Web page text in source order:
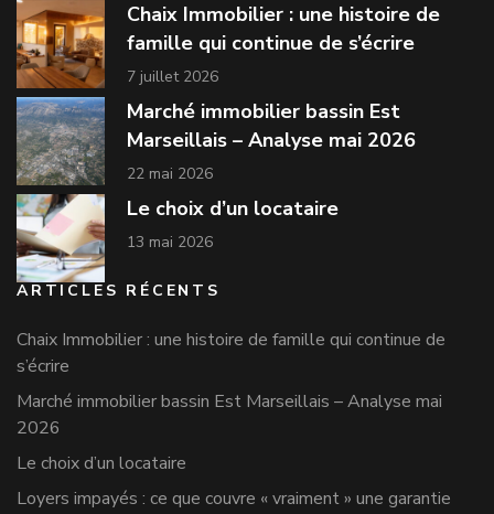
Chaix Immobilier : une histoire de
famille qui continue de s’écrire
7 juillet 2026
Marché immobilier bassin Est
Marseillais – Analyse mai 2026
22 mai 2026
Le choix d’un locataire
13 mai 2026
ARTICLES RÉCENTS
Chaix Immobilier : une histoire de famille qui continue de
s’écrire
Marché immobilier bassin Est Marseillais – Analyse mai
2026
Le choix d’un locataire
Loyers impayés : ce que couvre « vraiment » une garantie